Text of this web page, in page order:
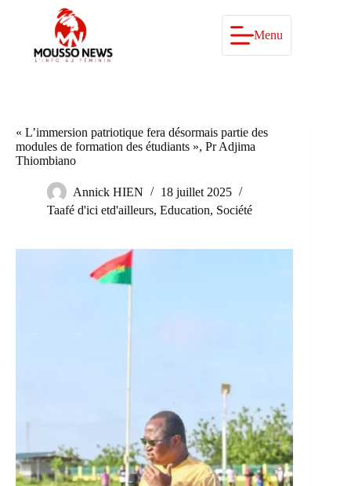
Menu
« L’immersion patriotique fera désormais partie des
modules de formation des étudiants », Pr Adjima
Thiombiano
Annick HIEN
18 juillet 2025
Taafé d'ici etd'ailleurs, Education, Société